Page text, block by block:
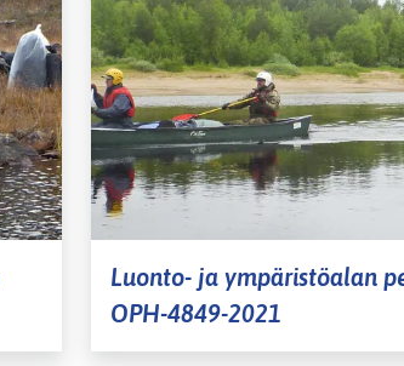
Luonto- ja ympäristöalan
OPH-4849-2021